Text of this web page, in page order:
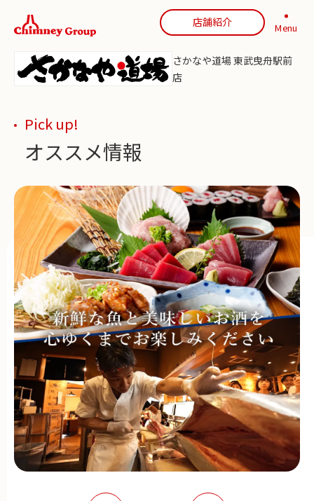
店舗紹介 Menu
さかなや道場 東武曳舟駅前
店
Pick up!
オススメ情報